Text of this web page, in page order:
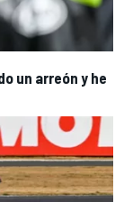
un arreón y he